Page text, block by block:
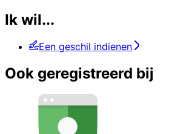
Ik wil...
Een geschil indienen
Ook geregistreerd bij